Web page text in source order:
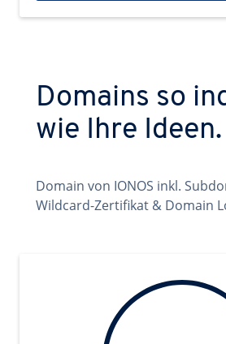
Domains so
wie Ihre Ideen.
Domain von IONOS inkl.
Wildcard-Zertifikat & Domain